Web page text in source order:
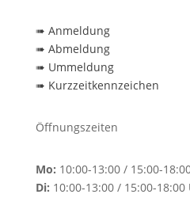
➠ Anmeldung
➠ Abmeldung
➠ Ummeldung
➠ Kurzzeitkennzeichen
Öffnungszeiten
Mo: 10:00-13:00 / 15:00-
Di: 10:00-13:00 / 15:00-18:00